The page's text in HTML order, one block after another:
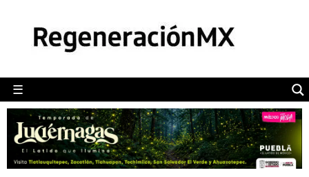
☰
POLÍTICA
CAMALEÓN
OPINIÓN
DEPORTES